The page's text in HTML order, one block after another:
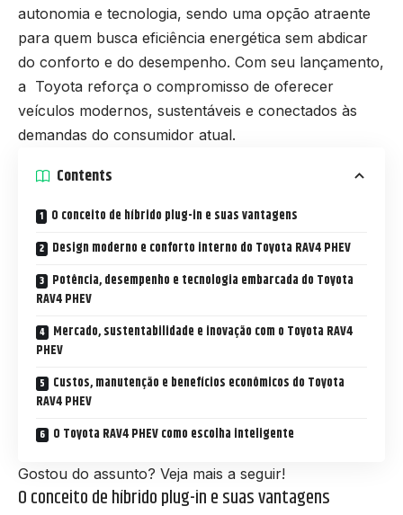
autonomia e tecnologia, sendo uma opção atraente
para quem busca eficiência energética sem abdicar
do conforto e do desempenho. Com seu lançamento,
a Toyota reforça o compromisso de oferecer
veículos modernos, sustentáveis e conectados às
demandas do consumidor atual.
Contents
O conceito de híbrido plug-in e suas vantagens
Design moderno e conforto interno do Toyota RAV4 PHEV
Potência, desempenho e tecnologia embarcada do Toyota
RAV4 PHEV
Mercado, sustentabilidade e inovação com o Toyota RAV4
PHEV
Custos, manutenção e benefícios econômicos do Toyota
RAV4 PHEV
O Toyota RAV4 PHEV como escolha inteligente
Gostou do assunto? Veja mais a seguir!
O conceito de híbrido plug-in e suas vantagens